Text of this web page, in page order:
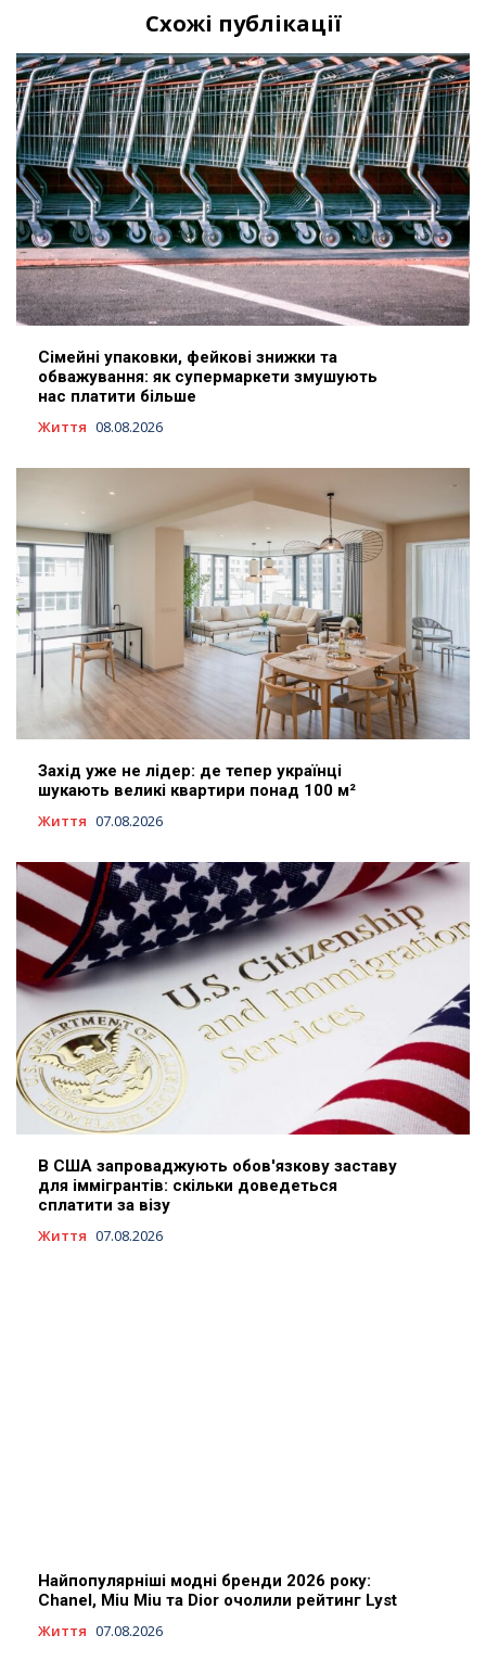
Схожі публікації
Сімейні упаковки, фейкові знижки та
обважування: як супермаркети змушують
нас платити більше
Життя 08.08.2026
Захід уже не лідер: де тепер українці
шукають великі квартири понад 100 м²
Життя 07.08.2026
В США запроваджують обов'язкову заставу
для іммігрантів: скільки доведеться
сплатити за візу
Життя 07.08.2026
Найпопулярніші модні бренди 2026 року:
Chanel, Miu Miu та Dior очолили рейтинг Lyst
Життя 07.08.2026